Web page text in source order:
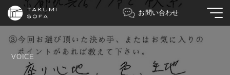
お問い合わせ
VOICE